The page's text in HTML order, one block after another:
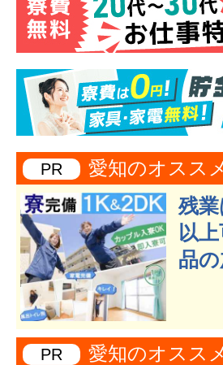
PR 愛知のオスス
残
以
品
PR 愛知のオスス